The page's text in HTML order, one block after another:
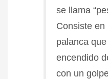
se llama
Consiste en
palanca
encendido
con un